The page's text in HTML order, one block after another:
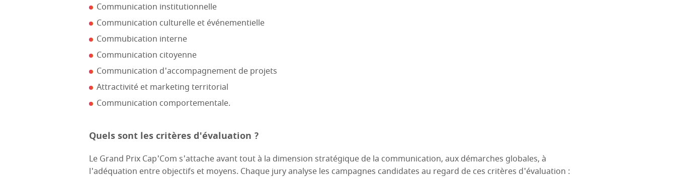
Communication institutionnelle
Communication culturelle et événementielle
Commubication interne
Communication citoyenne
Communication d'accompagnement de projets
Attractivité et marketing territorial
Communication comportementale.
Quels sont les critères d'évaluation ?
Le Grand Prix Cap'Com s'attache avant tout à la dimension stratégique de la communication, aux démarches globales, à
l'adéquation entre objectifs et moyens. Chaque jury analyse les campagnes candidates au regard de ces critères d'évaluation :